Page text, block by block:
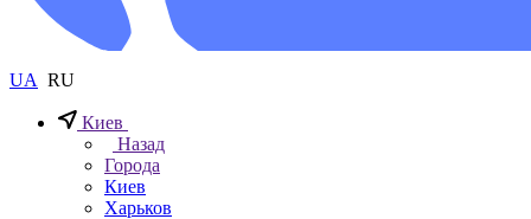
UA RU
Киев
Назад
Города
Киев
Харьков